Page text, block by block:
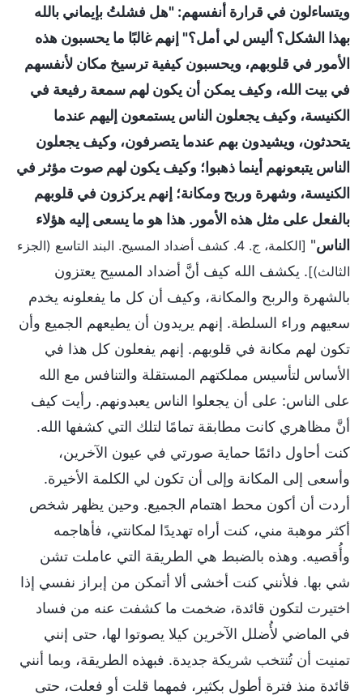
ويتساءلون في قرارة أنفسهم: "هل فشلتُ بإيماني بالله
بهذا الشكل؟ أليس لي أمل؟" إنهم غالبًا ما يحسبون هذه
الأمور في قلوبهم، ويحسبون كيفية ترسيخ مكان لأنفسهم
في بيت الله، وكيف يمكن أن يكون لهم سمعة رفيعة في
الكنيسة، وكيف يجعلون الناس يستمعون إليهم عندما
يتحدثون، ويشيدون بهم عندما يتصرفون، وكيف يجعلون
الناس يتبعونهم أينما ذهبوا؛ وكيف يكون لهم صوت مؤثر في
الكنيسة، وشهرة وربح ومكانة؛ إنهم يركزون في قلوبهم
بالفعل على مثل هذه الأمور. هذا هو ما يسعى إليه هؤلاء
الناس"
[الكلمة، ج. 4. كشف أضداد المسيح. البند التاسع (الجزء
الثالث)]. يكشف الله كيف أنَّ أضداد المسيح يعتزون
بالشهرة والربح والمكانة، وكيف أن كل ما يفعلونه يخدم
سعيهم وراء السلطة. إنهم يريدون أن يطيعهم الجميع وأن
تكون لهم مكانة في قلوبهم. إنهم يفعلون كل هذا في
الأساس لتأسيس مملكتهم المستقلة والتنافس مع الله
على الناس: على أن يجعلوا الناس يعبدونهم. رأيت كيف
أنَّ مظاهري كانت مطابقة تمامًا لتلك التي كشفها الله.
كنت أحاول دائمًا حماية صورتي في عيون الآخرين،
وأسعى إلى المكانة وإلى أن تكون لي الكلمة الأخيرة.
أردت أن أكون محط اهتمام الجميع. وحين يظهر شخص
أكثر موهبة مني، كنت أراه تهديدًا لمكانتي، فأهاجمه
وأُقصيه. وهذه بالضبط هي الطريقة التي عاملت تشن
شي بها. فلأنني كنت أخشى ألا أتمكن من إبراز نفسي إذا
اختيرت لتكون قائدة، ضخمت ما كشفت عنه من فساد
في الماضي لأُضلل الآخرين كيلا يصوتوا لها، حتى إنني
تمنيت أن تُنتخب شريكة جديدة. فبهذه الطريقة، وبما أنني
قائدة منذ فترة أطول بكثير، فمهما قلت أو فعلت، حتى